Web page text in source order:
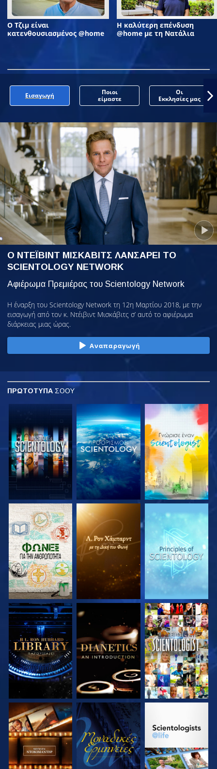
Ο Τζιμ είναι
κατενθουσιασμένος @home
Η καλύτερη επένδυση
@home με τη Νατάλια
Εισαγωγή
Ποιοι
είμαστε
Οι
Εκκλησίες μας
Ο ΝΤΕΪΒΙΝΤ ΜΙΣΚΑΒΙΤΣ ΛΑΝΣΑΡΕΙ ΤΟ
SCIENTOLOGY NETWORK
Αφιέρωμα Πρεμιέρας του Scientology Network
Η έναρξη του Scientology Network τη 12η Μαρτίου 2018, με την
εισαγωγή από τον κ. Ντέιβιντ Μισκάβιτς σ’ αυτό το αφιέρωμα
διάρκειας μιας ώρας.
Αναπαραγωγή
ΠΡΩΤΟΤΥΠΑ ΣΟΟΥ
ΕΞΕΡΕΥΝΗΣΤΕ ΤΗ
ΣΕΙΡΑ
ΕΞΕΡΕΥΝΗΣΤΕ ΤΗ
ΣΕΙΡΑ
ΕΞΕΡΕΥΝΗΣΤΕ ΤΗ
ΣΕΙΡΑ
ΕΞΕΡΕΥΝΗΣΤΕ ΤΗ
ΣΕΙΡΑ
ΕΞΕΡΕΥΝΗΣΤΕ ΤΗ
ΣΕΙΡΑ
ΠΑΡΑΚΟΛΟΥΘΗΣΤΕ
ΕΞΕΡΕΥΝΗΣΤΕ ΤΗ
ΣΕΙΡΑ
ΠΑΡΑΚΟΛΟΥΘΗΣΤΕ
ΕΞΕΡΕΥΝΗΣΤΕ ΤΗ